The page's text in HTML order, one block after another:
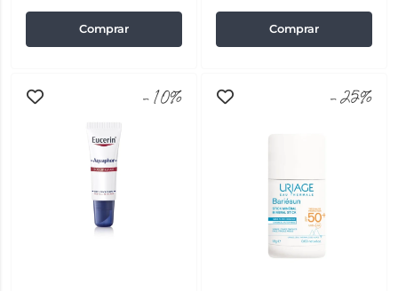
Comprar Comprar
-10% -25%